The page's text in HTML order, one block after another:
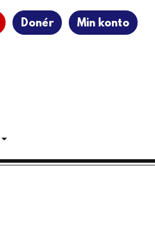
Donér Min konto